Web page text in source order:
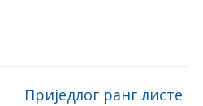
Приједлог ранг листе